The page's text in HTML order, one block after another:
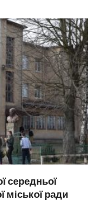
середньої
міської ради